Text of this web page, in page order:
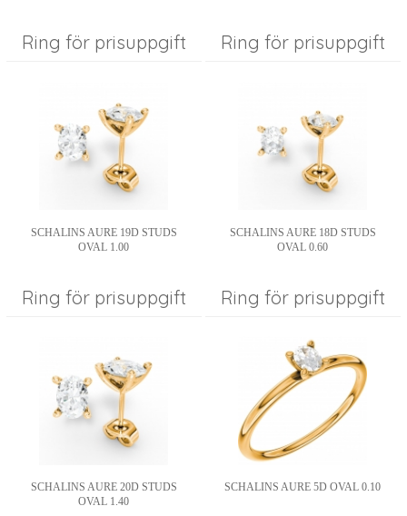
Ring för prisuppgift Ring för prisuppgift
SCHALINS AURE 19D STUDS
OVAL 1.00
Ring för prisuppgift
SCHALINS AURE 18D STUDS
OVAL 0.60
Ring för prisuppgift
SCHALINS AURE 20D STUDS
OVAL 1.40
SCHALINS AURE 5D OVAL 0.10